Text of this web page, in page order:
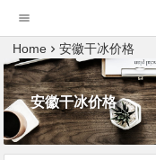
Home 安徽干冰价格
安徽干冰价格